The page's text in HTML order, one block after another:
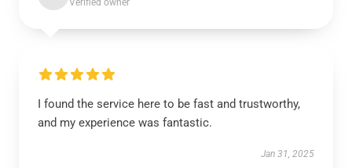
Verified owner
I found the service here to be fast and trustworthy,
and my experience was fantastic.
Jan 31, 2025